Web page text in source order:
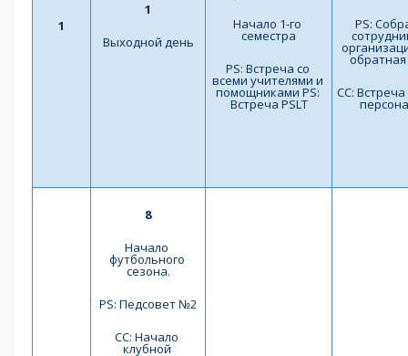
1
1
Выходной день
Начало 1-го
семестра
PS: Встреча со
всеми учителями и
помощниками PS:
Встреча PSLT
PS:
обратная
СС:
8
Начало
футбольного
сезона.
PS: Педсовет №2
СС: Начало
клубной